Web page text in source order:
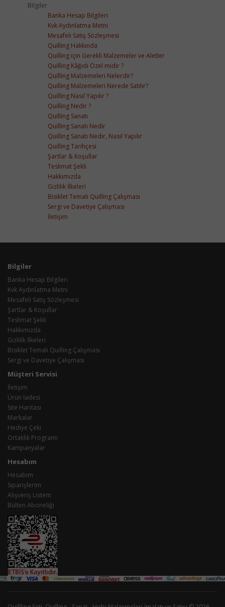
Bilgiler
Banka Hesap Bilgileri
Kvk Aydınlatma Metni
Mesafeli Satış Sözleşmesi
Quilling Hakkında
Quilling için Gerekli Malzemeler ve Aletler
Quilling Kâğıdı Özel midir ?
Quilling Malzemeleri Nelerdir?
Quilling Malzemeleri Nerede Satılır?
Quilling Nasıl Yapılır ?
Quilling Nedir ?
Quilling Sanatı
Quilling Sanatı Nedir
Quilling Sanatı Nedir, Nasıl Yapılır
Quilling Tarihçesi
Şartlar & Koşullar
Teslimat Şekli
Hakkımızda
Gizlilik İlkeleri
Bisiklet Temalı Quilling Çalışması
Sergi ve Davetiye Çalışması
İletişim
Bilgiler
Banka Hesap Bilgileri
Kvk Aydınlatma Metni
Mesafeli Satış Sözleşmesi
Şartlar & Koşullar
Teslimat Şekli
Hakkımızda
Gizlilik İlkeleri
Bisiklet Temalı Quilling Çalışması
Sergi ve Davetiye Çalışması
Müşteri Servisi
İletişim
Ürün İadesi
Site Haritası
Markalar
Hediye Çeki
Ortaklık Programı
Kampanyalar
Hesabım
Hesabım
Siparişlerim
Alışveriş Listem
Bülten Aboneliği